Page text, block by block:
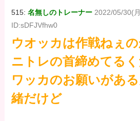
515:名無しのトレーナー 2022/05/30(
ID:sDFJVfhw0
ウオッカは作戦ねぇ
ニトレの首締めてる
ワッカのお願いがあ
緒だけど